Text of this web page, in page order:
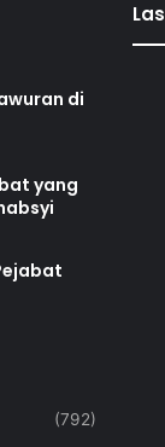
di
yang
(792)